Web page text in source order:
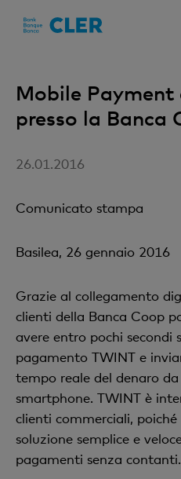
Mobile Payment
presso la Banca
26.01.2016
Comunicato stampa
Basilea, 26 gennaio 2016
Grazie al collegamento
clienti della Banca Coop
avere entro pochi secondi
pagamento TWINT e
tempo reale del denaro
smartphone. TWINT è
clienti commerciali,
soluzione semplice e
pagamenti senza contanti.